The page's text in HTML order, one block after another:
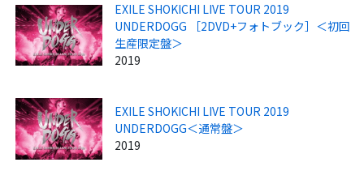
EXILE SHOKICHI LIVE TOUR 2019
UNDERDOGG ［2DVD+フォトブック］＜初回
生産限定盤＞
2019
EXILE SHOKICHI LIVE TOUR 2019
UNDERDOGG＜通常盤＞
2019